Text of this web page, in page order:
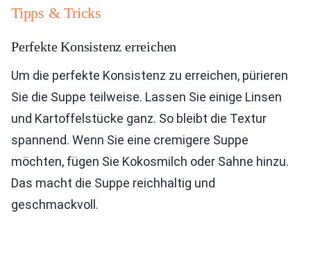
Tipps & Tricks
Perfekte Konsistenz erreichen
Um die perfekte Konsistenz zu erreichen, pürieren
Sie die Suppe teilweise. Lassen Sie einige Linsen
und Kartoffelstücke ganz. So bleibt die Textur
spannend. Wenn Sie eine cremigere Suppe
möchten, fügen Sie Kokosmilch oder Sahne hinzu.
Das macht die Suppe reichhaltig und
geschmackvoll.